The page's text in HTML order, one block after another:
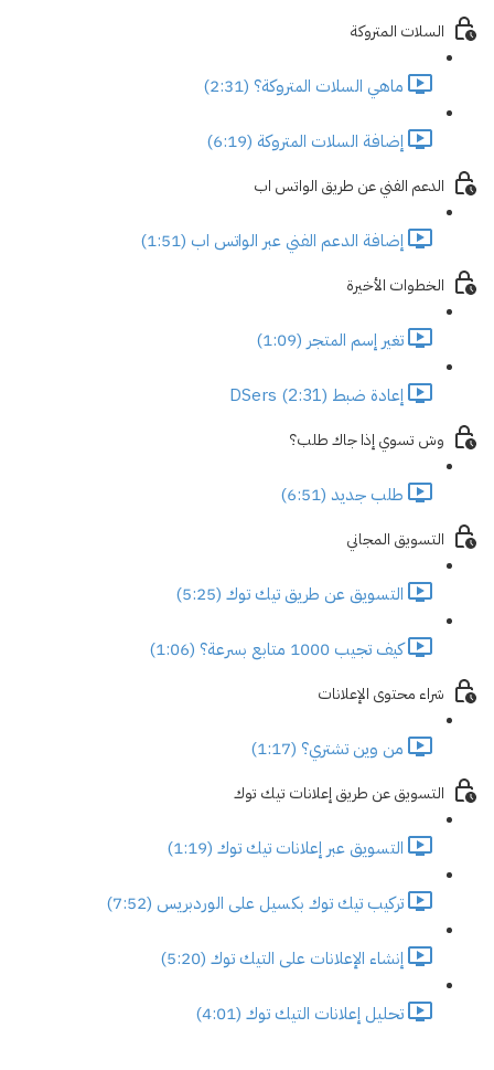
السلات المتروكة
ماهي السلات المتروكة؟ (2:31)
إضافة السلات المتروكة (6:19)
الدعم الفني عن طريق الواتس اب
إضافة الدعم الفني عبر الواتس اب (1:51)
الخطوات الأخيرة
تغير إسم المتجر (1:09)
إعادة ضبط DSers (2:31)
وش تسوي إذا جاك طلب؟
طلب جديد (6:51)
التسويق المجاني
التسويق عن طريق تيك توك (5:25)
كيف تجيب 1000 متابع بسرعة؟ (1:06)
شراء محتوى الإعلانات
من وين تشتري؟ (1:17)
التسويق عن طريق إعلانات تيك توك
التسويق عبر إعلانات تيك توك (1:19)
تركيب تيك توك بكسيل على الوردبريس (7:52)
إنشاء الإعلانات على التيك توك (5:20)
تحليل إعلانات التيك توك (4:01)